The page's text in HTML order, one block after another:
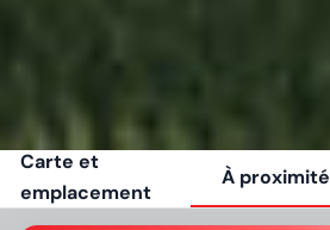
Carte et
emplacement
À proximité